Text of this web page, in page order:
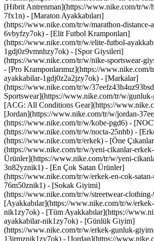
[Hibrit Antrenman](https://www.nike.com/tr/w/
7fx1n) - [Maraton Ayakkabıları]
(https://www.nike.com/tr/w/marathon-distance-
6vbyfzy7ok) - [Elit Futbol Kramponları]
(https://www.nike.com/tr/w/elite-futbol-
1gdj0z9vmnhzy7ok) - [Spor Giysileri]
(https://www.nike.com/tr/w/nike-sportswear-
- [Pro Kramponlarımız](https://
ayakkabilar-1gdj0z2a2jzy7ok) - [Markalar]
(https://www.nike.com/tr/w/
Sportswear](https://www.nike.com/tr/w/
[ACG: All Conditions Gear](https://
[Jordan](https://www.nike.com/tr/w/jordan-
(https://www.nike.com/tr/w/kobe-pgd6) -
(https://www.nike.com/tr/w/nocta-25nhb) -
(https://www.nike.com/tr/erkek) - [Öne
(https://www.nike.com/tr/w/yeni-cikanlar-
Ürünler](https://www.nike.com/tr/w/yeni-
3n82yznik1) - [En Çok Satan Ürünler]
(https://www.nike.com/tr/w/erkek-en-cok-
76m50znik1) - [Sokak Giyimi]
(https://www.nike.com/tr/w/streetwear-
[Ayakkabılar](https://www.nike.com/tr/w/
nik1zy7ok) - [Tüm Ayakkabılar](https://
ayakkabilar-nik1zy7ok) - [Günlük Giyim]
(https://www.nike.com/tr/w/erkek-gunluk-
13jrmznik1zy7ok) - [Jordan](https://